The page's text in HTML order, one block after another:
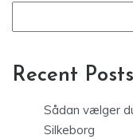
Recent Posts
Sådan vælger
Silkeborg